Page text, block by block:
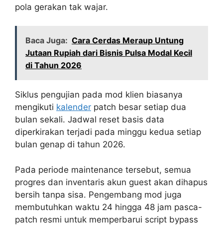
pola gerakan tak wajar.
Baca Juga: Cara Cerdas Meraup Untung
Jutaan Rupiah dari Bisnis Pulsa Modal Kecil
di Tahun 2026
Siklus pengujian pada mod klien biasanya
mengikuti kalender patch besar setiap dua
bulan sekali. Jadwal reset basis data
diperkirakan terjadi pada minggu kedua setiap
bulan genap di tahun 2026.
Pada periode maintenance tersebut, semua
progres dan inventaris akun guest akan dihapus
bersih tanpa sisa. Pengembang mod juga
membutuhkan waktu 24 hingga 48 jam pasca-
patch resmi untuk memperbarui script bypass